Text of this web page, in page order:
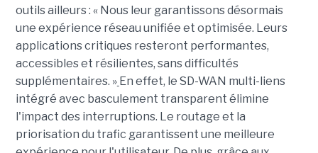
outils ailleurs : « Nous leur garantissons désormais
une expérience réseau unifiée et optimisée. Leurs
applications critiques resteront performantes,
accessibles et résilientes, sans difficultés
supplémentaires. » En effet, le SD-WAN multi-liens
intégré avec basculement transparent élimine
l'impact des interruptions. Le routage et la
priorisation du trafic garantissent une meilleure